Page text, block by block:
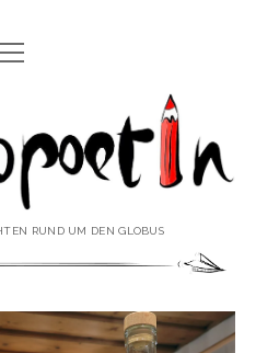
RUND UM DEN GLOBUS